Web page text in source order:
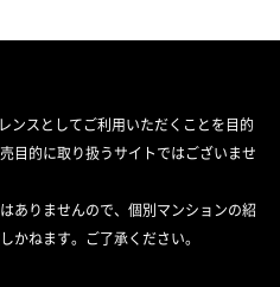
ンスとしてご利用いただくことを目的
目的に取り扱うサイトではございませ
ありませんので、個別マンションの紹
かねます。ご了承ください。